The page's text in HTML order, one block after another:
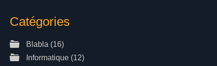
Catégories
Blabla (16)
Informatique (12)